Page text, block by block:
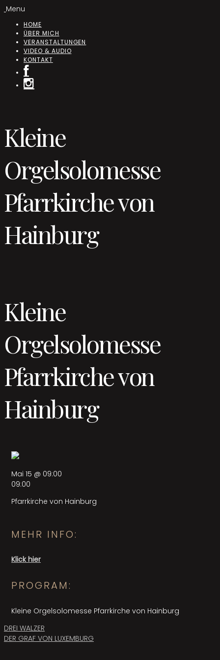
Menu
HOME
ÜBER MICH
VERANSTALTUNGEN
VIDEO & AUDIO
KONTAKT
Kleine
Orgelsolomesse
Pfarrkirche von
Hainburg
Kleine
Orgelsolomesse
Pfarrkirche von
Hainburg
MEHR INFO:
Klick hier
PROGRAM:
Kleine Orgelsolomesse Pfarrkirche von Hainburg
Mai 15 @ 09:00
09:00
Pfarrkirche von Hainburg
Beitragsnavigation
DREI WALZER
DER GRAF VON LUXEMBURG